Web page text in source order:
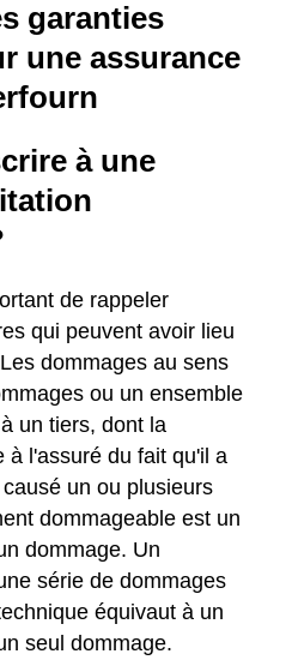
garanties
une assurance
à une
de rappeler
qui peuvent avoir lieu
dommages au sens
ou un ensemble
un tiers, dont la
à l'assuré du fait qu'il a
un ou plusieurs
dommageable est un
dommage. Un
série de dommages
équivaut à un
seul dommage.